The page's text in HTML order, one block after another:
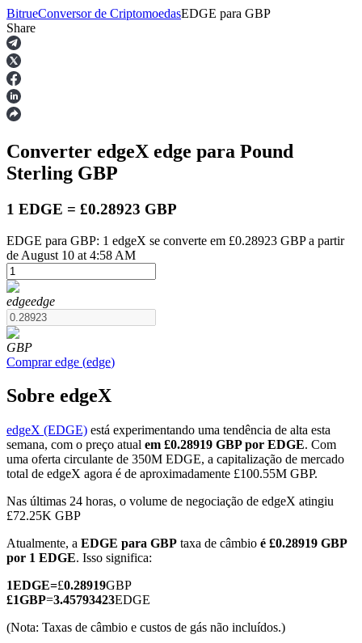
Futuros
Futuros de USDT
Futuros COIN-M
Futuros de criptomoeda
TradFi
Derivativos de ações, câmbio, metais preciosos e commodities
BitrueConversor de CriptomoedasEDGE para GBP
Share
Converter edgeX edge para Pound
Sterling GBP
1 EDGE = £0.28923 GBP
EDGE para GBP: 1 edgeX se converte em £0.28923 GBP a partir
de August 10 at 4:58 AM
edgeedge
GBP
Comprar edge (edge)
Sobre edgeX
edgeX (EDGE) está experimentando uma tendência de alta esta
semana, com o preço atual em £0.28919 GBP por EDGE. Com
uma oferta circulante de 350M EDGE, a capitalização de mercado
total de edgeX agora é de aproximadamente £100.55M GBP.
Nas últimas 24 horas, o volume de negociação de edgeX atingiu
£72.25K GBP
Atualmente, a EDGE para GBP taxa de câmbio é £0.28919 GBP
por 1 EDGE. Isso significa:
1EDGE=£0.28919GBP
£1GBP=3.45793423EDGE
(Nota: Taxas de câmbio e custos de gás não incluídos.)